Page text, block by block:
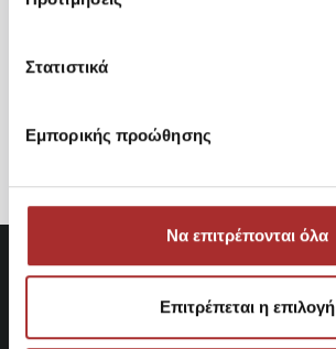
Στατιστικά
Εμπορικής προώθησης
Να επιτρέπονται όλα
Επιτρέπεται η επιλογή
Είδατε Πρόσφατα